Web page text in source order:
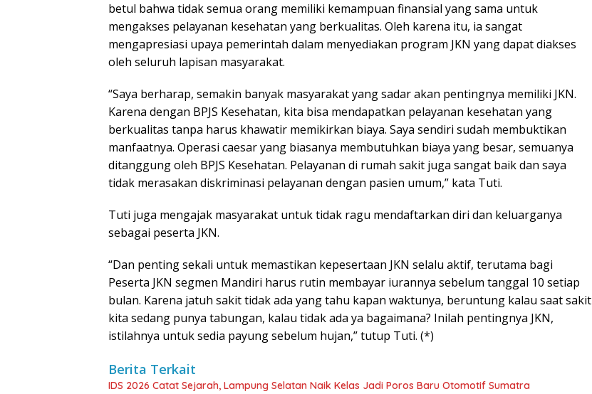
betul bahwa tidak semua orang memiliki kemampuan finansial yang sama untuk
mengakses pelayanan kesehatan yang berkualitas. Oleh karena itu, ia sangat
mengapresiasi upaya pemerintah dalam menyediakan program JKN yang dapat diakses
oleh seluruh lapisan masyarakat.
“Saya berharap, semakin banyak masyarakat yang sadar akan pentingnya memiliki JKN.
Karena dengan BPJS Kesehatan, kita bisa mendapatkan pelayanan kesehatan yang
berkualitas tanpa harus khawatir memikirkan biaya. Saya sendiri sudah membuktikan
manfaatnya. Operasi caesar yang biasanya membutuhkan biaya yang besar, semuanya
ditanggung oleh BPJS Kesehatan. Pelayanan di rumah sakit juga sangat baik dan saya
tidak merasakan diskriminasi pelayanan dengan pasien umum,” kata Tuti.
Tuti juga mengajak masyarakat untuk tidak ragu mendaftarkan diri dan keluarganya
sebagai peserta JKN.
“Dan penting sekali untuk memastikan kepesertaan JKN selalu aktif, terutama bagi
Peserta JKN segmen Mandiri harus rutin membayar iurannya sebelum tanggal 10 setiap
bulan. Karena jatuh sakit tidak ada yang tahu kapan waktunya, beruntung kalau saat sakit
kita sedang punya tabungan, kalau tidak ada ya bagaimana? Inilah pentingnya JKN,
istilahnya untuk sedia payung sebelum hujan,” tutup Tuti. (*)
Berita Terkait
IDS 2026 Catat Sejarah, Lampung Selatan Naik Kelas Jadi Poros Baru Otomotif Sumatra